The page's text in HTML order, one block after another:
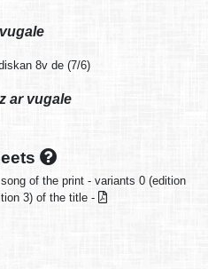
8v de (7/6)
ar vugale
of the print - variants 0 (edition
3) of the title -